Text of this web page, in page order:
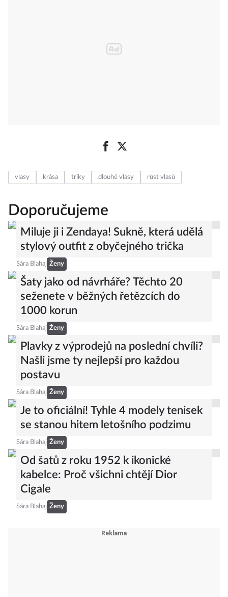
vlasy krása triky dlouhé vlasy růst vlasů
Doporučujeme
Miluje ji i Zendaya! Sukně, která udělá
stylový outfit z obyčejného trička
Sára Blahaj Ženy
Šaty jako od návrháře? Těchto 20
seženete v běžných řetězcích do
1000 korun
Sára Blahaj Ženy
Plavky z výprodejů na poslední chvíli?
Našli jsme ty nejlepší pro každou
postavu
Sára Blahaj Ženy
Je to oficiální! Tyhle 4 modely tenisek
se stanou hitem letošního podzimu
Sára Blahaj Ženy
Od šatů z roku 1952 k ikonické
kabelce: Proč všichni chtějí Dior
Cigale
Sára Blahaj Ženy